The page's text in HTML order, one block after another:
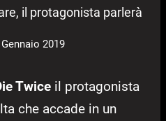
il protagonista parlerà
2019
Twice il protagonista
che accade in un